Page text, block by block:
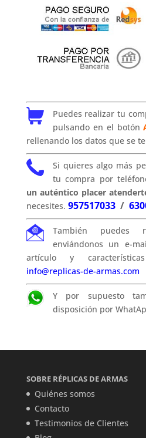
Puedes realizar tu
pulsando en el botón
rellenando los datos que se
Si quieres algo más
tu compra por
un auténtico placer
necesites. 957517033/
También puedes
enviándonos un e-
artículo y
info@replicas-de-armas.com
Y por supuesto
disposición por
SOBRE RÉPLICAS DE ARMAS
Quiénes somos
Contacto
Testimonios de Clientes